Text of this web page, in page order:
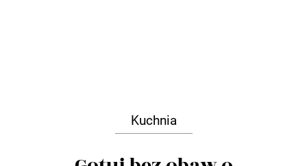
Kuchnia